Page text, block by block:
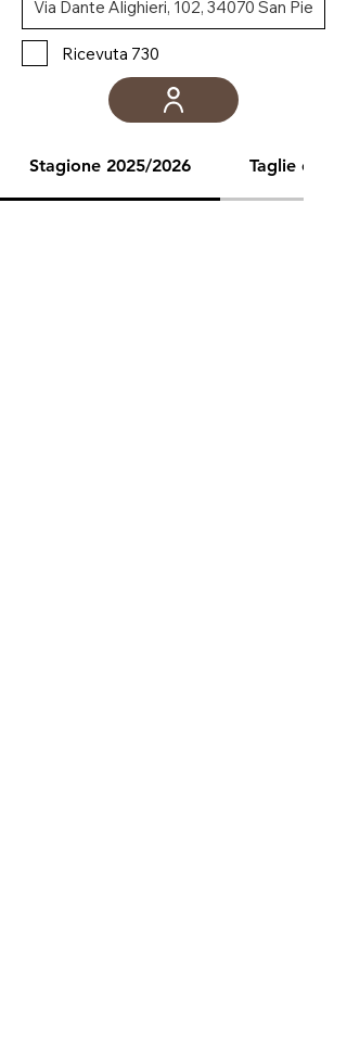
Ricevuta 730
Stagione 2025/2026 Taglie e